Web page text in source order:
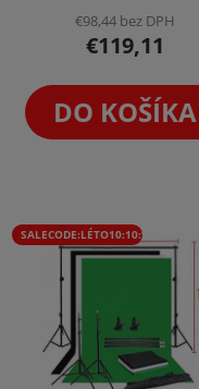
€98,44 bez DPH
€119,11
DO KOŠÍKA
SALECODE:LÉTO10:10:%